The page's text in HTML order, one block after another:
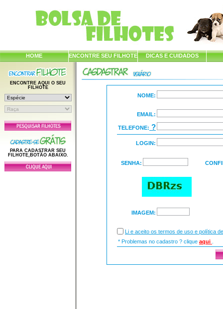
HOME ENCONTRE SEU FILHOTE DICAS E CUIDADOS
ENCONTRE AQUI O SEU
FILHOTE
PARA CADASTRAR SEU
FILHOTE,BOTÃO ABAIXO.
NOME:
EMAIL:
TELEFONE: ?
LOGIN:
SENHA:
IMAGEM:
Li e aceito os termos de uso e política
* Problemas no cadastro ? clique aqui